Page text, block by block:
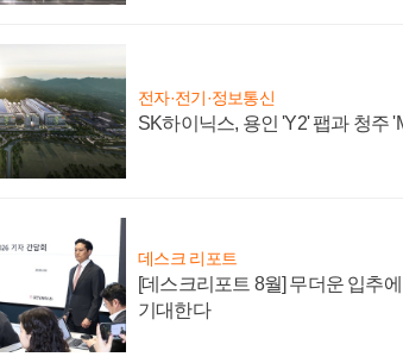
전자·전기·정보통신
SK하이닉스, 용인 'Y2' 팹과 청주
데스크 리포트
[데스크리포트 8월] 무더운 입추
기대한다